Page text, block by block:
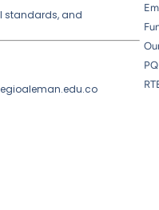
standards, and